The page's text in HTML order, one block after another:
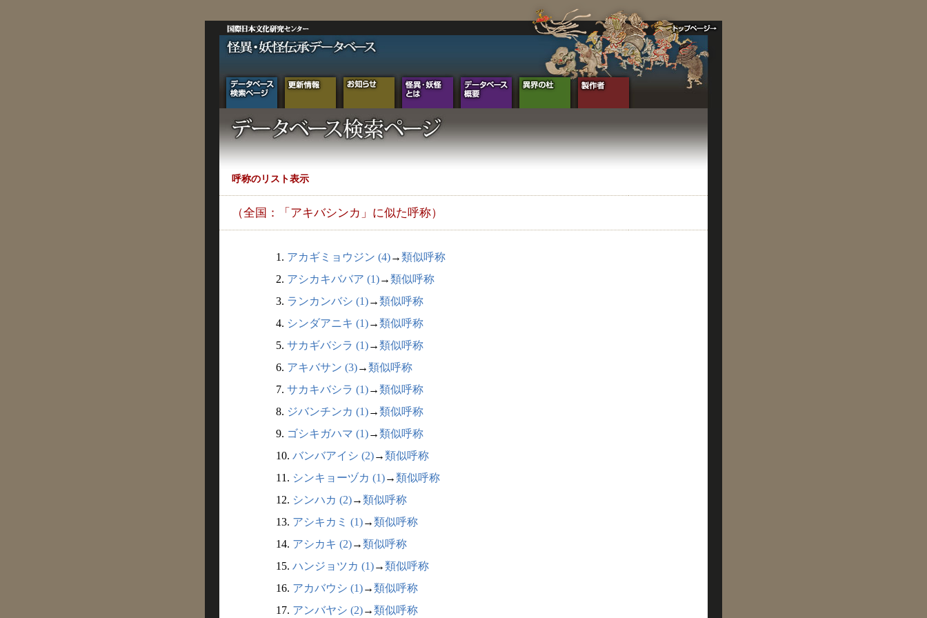
呼称のリスト表示
（全国：「アキバシンカ」に似た呼称）
1. アカギミョウジン (4)→類似呼称
2. アシカキババア (1)→類似呼称
3. ランカンバシ (1)→類似呼称
4. シンダアニキ (1)→類似呼称
5. サカギバシラ (1)→類似呼称
6. アキバサン (3)→類似呼称
7. サカキバシラ (1)→類似呼称
8. ジバンチンカ (1)→類似呼称
9. ゴシキガハマ (1)→類似呼称
10. バンバアイシ (2)→類似呼称
11. シンキョーヅカ (1)→類似呼称
12. シンハカ (2)→類似呼称
13. アシキカミ (1)→類似呼称
14. アシカキ (2)→類似呼称
15. ハンジョツカ (1)→類似呼称
16. アカバウシ (1)→類似呼称
17. アンバヤシ (2)→類似呼称